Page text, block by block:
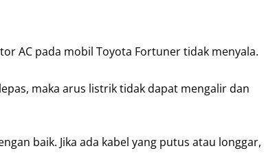
AC pada mobil Toyota Fortuner tidak menyala.
maka arus listrik tidak dapat mengalir dan
baik. Jika ada kabel yang putus atau longgar,